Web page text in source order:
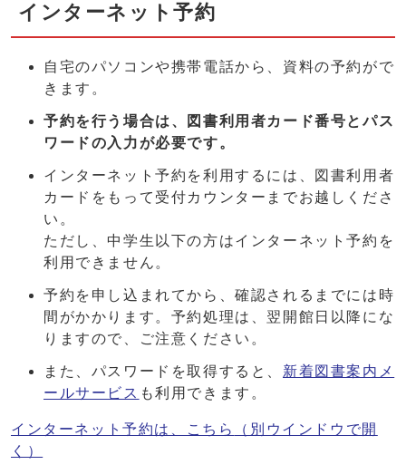
インターネット予約
自宅のパソコンや携帯電話から、資料の予約がで
きます。
予約を行う場合は、図書利用者カード番号とパス
ワードの入力が必要です。
インターネット予約を利用するには、図書利用者
カードをもって受付カウンターまでお越しくださ
い。
ただし、中学生以下の方はインターネット予約を
利用できません。
予約を申し込まれてから、確認されるまでには時
間がかかります。予約処理は、翌開館日以降にな
りますので、ご注意ください。
また、パスワードを取得すると、 新着図書案内メ
ールサービス も利用できます。
インターネット予約は、こちら
（別ウインドウで開
く）